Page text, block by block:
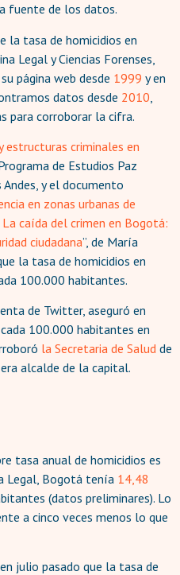
fuente de los datos.
la tasa de homicidios en
Legal y Ciencias Forenses,
página web desde 1999 y en
datos desde 2010
para corroborar la cifra.
estructuras criminales en
de Estudios Paz
y el documento
en zonas urbanas de
caída del crimen en Bogotá:
ciudadana”, de María
la tasa de homicidios en
100.000 habitantes.
de Twitter, aseguró en
100.000 habitantes en
la Secretaria de Salud de
alcalde de la capital.
tasa anual de homicidios es
Legal, Bogotá tenía 14,48
(datos preliminares). Lo
a cinco veces menos lo que
en julio pasado que la tasa de